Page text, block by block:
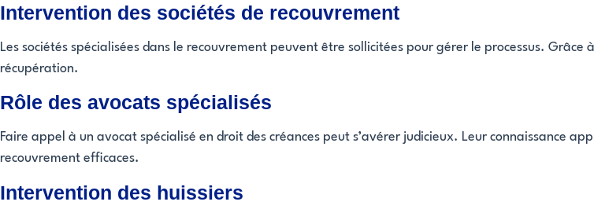
Intervention des sociétés de recouvrement
Les sociétés spécialisées dans le recouvrement peuvent être sollicitées pour gérer le processus.
récupération.
Rôle des avocats spécialisés
Faire appel à un avocat spécialisé en droit des créances peut s’avérer judicieux. Leur connaissance
recouvrement efficaces.
Intervention des huissiers